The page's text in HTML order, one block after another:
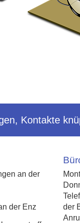
Kontakte
an der
der Enz
der